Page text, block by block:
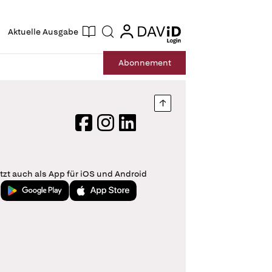
Aktuelle Ausgabe Suche login
login
Abonnement
Nach oben springen
FacebookInstagram
LinkedIn
auch als App für iOS und Android
Jetzt bei Google PlayLaden im App Store